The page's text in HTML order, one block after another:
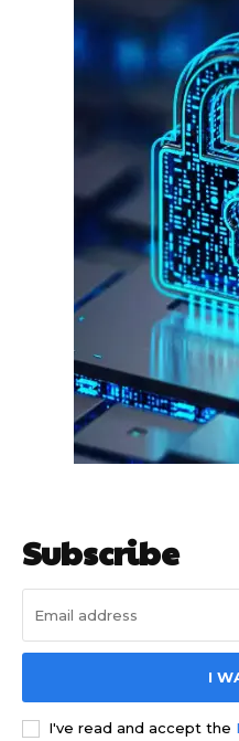
गुरुग्राम साइबर पुलिस ने बीते छह महीने
इन लोगों ने लालच में आकर बैंक खाते
हर खाते के बदले
Subscribe
I
I've read and accept the